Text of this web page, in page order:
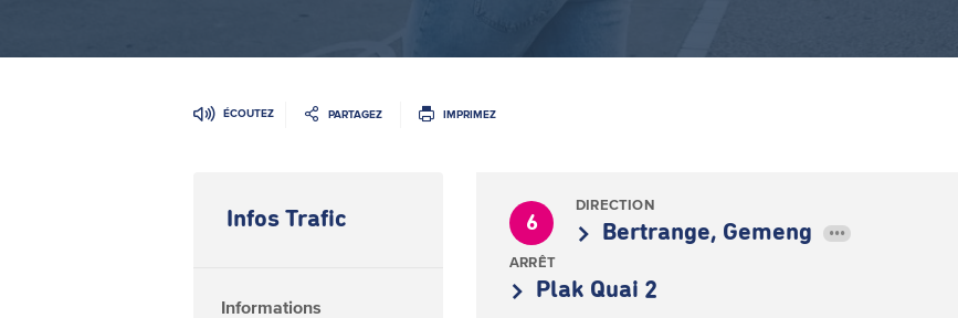
ÉCOUTEZ PARTAGEZ IMPRIMEZ
Infos Trafic
Informations
6
DIRECTION
Bertrange, Gemeng •••
ARRÊT
Plak Quai 2